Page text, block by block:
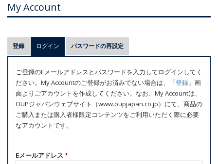
My Account
プ
ラ
マ
リ
ー
タ
ブ
登録 ログイン (アクティブなタブ)
パスワードの再設定
ご登録のEメールアドレスとパスワードを入力してログインしてく
ださい。My Accountのご登録がお済みでない場合は、「登録 」画
面よりごアカウントを作成してください。なお、My Accountは、
OUPジャパンウェブサイト（www.oupjapan.co.jp）にて、商品の
ご購入または購入者様限定コンテンツをご利用いただく際に必要
なアカウントです。
Eメールアドレス *